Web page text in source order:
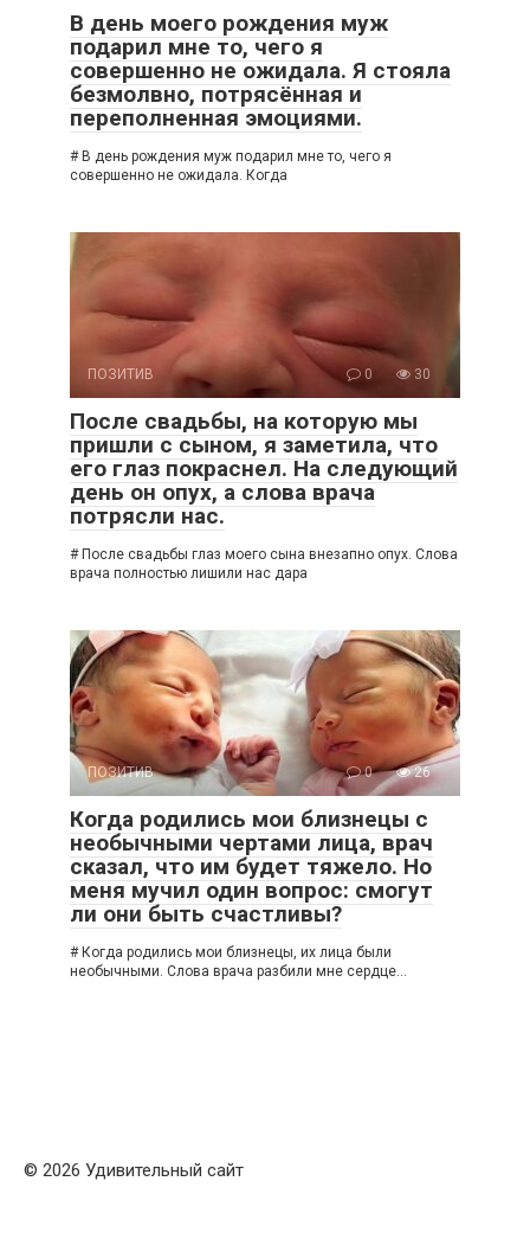
В день моего рождения муж
подарил мне то, чего я
совершенно не ожидала. Я стояла
безмолвно, потрясённая и
переполненная эмоциями.
# В день рождения муж подарил мне то, чего я
совершенно не ожидала. Когда
ПОЗИТИВ 0 30
После свадьбы, на которую мы
пришли с сыном, я заметила, что
его глаз покраснел. На следующий
день он опух, а слова врача
потрясли нас.
# После свадьбы глаз моего сына внезапно опух. Слова
врача полностью лишили нас дара
ПОЗИТИВ 0 26
Когда родились мои близнецы с
необычными чертами лица, врач
сказал, что им будет тяжело. Но
меня мучил один вопрос: смогут
ли они быть счастливы?
# Когда родились мои близнецы, их лица были
необычными. Слова врача разбили мне сердце…
© 2026 Удивительный сайт